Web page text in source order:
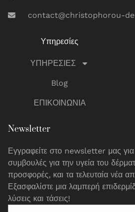
contact@christophorou-
Υπηρεσίες
ΥΠΗΡΕΣΙΕΣ
Blog
ΕΠΙΚΟΙΝΩΝΙΑ
Newsletter
Εγγραφείτε στο newsletter μας
συμβουλές για την υγεία του
προσφορές, και τα τελευταία νέα
Εξασφαλίστε μια λαμπερή
λύσεις και τάσεις!